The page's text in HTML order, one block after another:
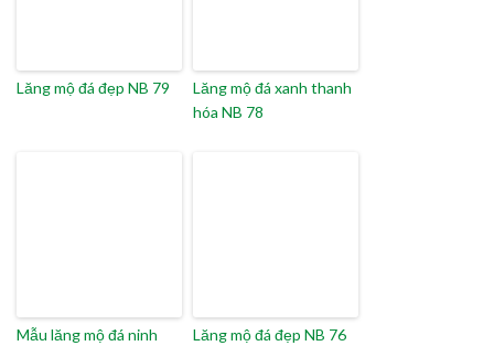
Lăng mộ đá đẹp NB 79
Lăng mộ đá xanh thanh
hóa NB 78
Mẫu lăng mộ đá ninh
Lăng mộ đá đẹp NB 76